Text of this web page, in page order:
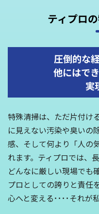
ティプロ
圧倒的な
他にはで
実
特殊清掃は、ただ片付け
に見えない汚染や臭いの
感、そして何より「人の
れます。ティプロでは、
どんなに厳しい現場でも
プロとしての誇りと責任
心へと変える････それが